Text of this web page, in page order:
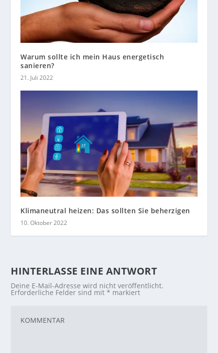
Warum sollte ich mein Haus energetisch
sanieren?
21. Juli 2022
Klimaneutral heizen: Das sollten Sie beherzigen
10. Oktober 2022
HINTERLASSE EINE ANTWORT
Deine E-Mail-Adresse wird nicht veröffentlicht.
Erforderliche Felder sind mit* markiert